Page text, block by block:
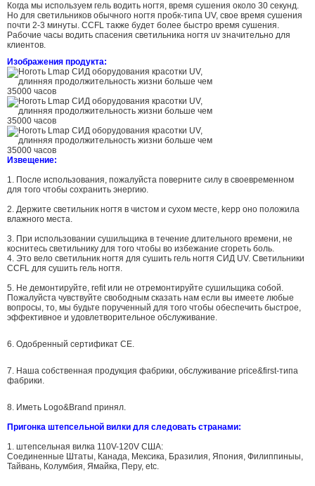
Когда мы используем гель водить ногтя, время сушения около 30 секунд.
Но для светильников обычного ногтя пробк-типа UV, свое время сушения
почти 2-3 минуты. CCFL также будет более быстро время сушения.
Рабочие часы водить спасения светильника ногтя uv значительно для
клиентов.
Изображения продукта:
Извещение:
1. После использования, пожалуйста поверните силу в своевременном
для того чтобы сохранить энергию.
2. Держите светильник ногтя в чистом и сухом месте, kepp оно положила
влажного места.
3. При использовании сушильщика в течение длительного времени, не
коснитесь светильнику для того чтобы во избежание сгореть боль.
4. Это вело светильник ногтя для сушить гель ногтя СИД UV. Светильники
CCFL для сушить гель ногтя.
5. Не демонтируйте, refit или не отремонтируйте сушильщика собой.
Пожалуйста чувствуйте свободным сказать нам если вы имеете любые
вопросы, то, мы будьте порученный для того чтобы обеспечить быстрое,
эффективное и удовлетворительное обслуживание.
6. Одобренный сертификат CE.
7. Наша собственная продукция фабрики, обслуживание price&first-типа
фабрики.
8. Иметь Logo&Brand принял.
Пригонка штепсельной вилки для следовать странами:
1. штепсельная вилка 110V-120V США:
Соединенные Штаты, Канада, Мексика, Бразилия, Япония, Филиппиныы,
Тайвань, Колумбия, Ямайка, Перу, etc.